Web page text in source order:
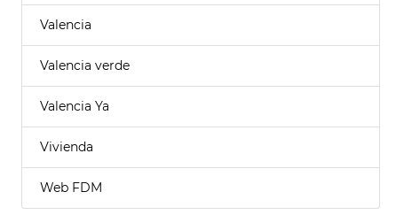
Valencia
Valencia verde
Valencia Ya
Vivienda
Web FDM